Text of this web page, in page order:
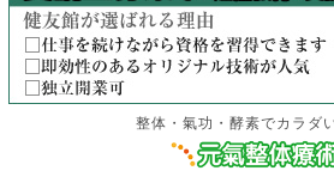
整体・氣功・酵素でカラダ